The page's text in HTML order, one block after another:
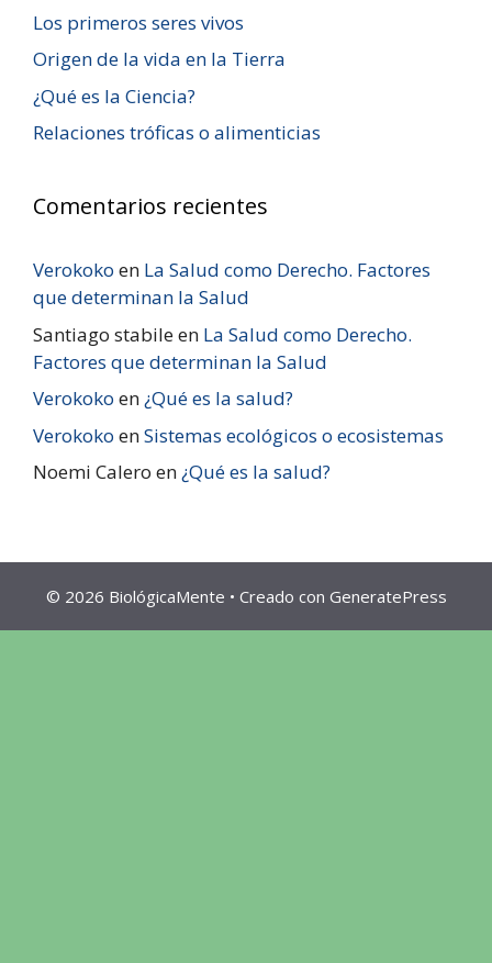
Los primeros seres vivos
Origen de la vida en la Tierra
¿Qué es la Ciencia?
Relaciones tróficas o alimenticias
Comentarios recientes
Verokoko en La Salud como Derecho. Factores
que determinan la Salud
Santiago stabileen La Salud como Derecho.
Factores que determinan la Salud
Verokoko en¿Qué es la salud?
Verokoko enSistemas ecológicos o ecosistemas
Noemi Calero en¿Qué es la salud?
© 2026 BiológicaMente • Creado con GeneratePress